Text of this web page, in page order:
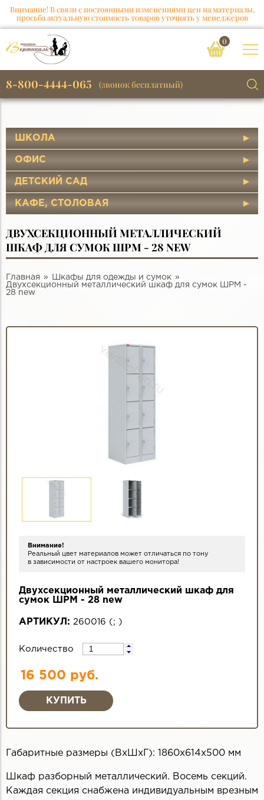
Внимание! В связи с постоянными изменениями цен на материалы,
просьба актуальную стоимость товаров уточнять у менеджеров
0
8-800-4444-065 (звонок бесплатный)
ШКОЛА
ОФИС
ДЕТСКИЙ САД
КАФЕ, СТОЛОВАЯ
ДВУХСЕКЦИОННЫЙ МЕТАЛЛИЧЕСКИЙ
ШКАФ ДЛЯ СУМОК ШРМ - 28 NEW
Главная
Шкафы для одежды и сумок
Двухсекционный металлический шкаф для сумок ШРМ -
28 new
Внимание!
Реальный цвет материалов может отличаться по тону
в зависимости от настроек вашего монитора!
Двухсекционный металлический шкаф для
сумок ШРМ - 28 new
АРТИКУЛ: 260016 ( ; )
Количество
16 500 руб.
Габаритные размеры (ВхШхГ): 1860х614х500 мм
Шкаф разборный металлический. Восемь секций.
Каждая секция снабжена индивидуальным врезным